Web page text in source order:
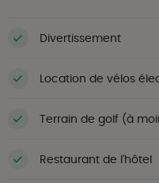
Divertissement
Location de vélos
Terrain de golf (à
Restaurant de l'hôtel